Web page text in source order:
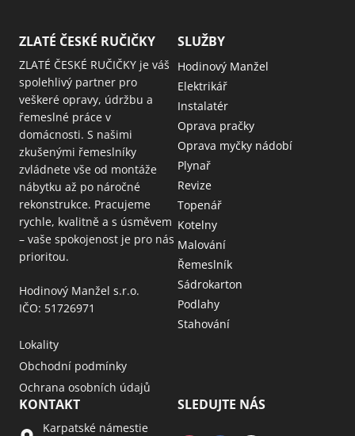
ZLATÉ ČESKÉ RUČIČKY
ZLATÉ ČESKÉ RUČIČKY je váš
spolehlivý partner pro
veškeré opravy, údržbu a
řemeslné práce v
domácnosti. S našimi
zkušenými řemeslníky
zvládnete vše od montáže
nábytku až po náročné
rekonstrukce. Pracujeme
rychle, kvalitně a s úsměvem
– vaše spokojenost je pro nás
prioritou.
Hodinový Manžel s.r.o.
IČO: 51726971
Lokality
Obchodní podmínky
Ochrana osobních údajů
SLUŽBY
Hodinový Manžel
Elektrikář
Instalatér
Oprava pračky
Oprava myčky nádobí
Plynař
Revize
Topenář
Kotelny
Malování
Řemeslník
Sádrokarton
Podlahy
Stahování
KONTAKT
Karpatské námestie
SLEDUJTE NÁS